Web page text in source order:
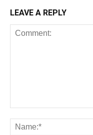
LEAVE A REPLY